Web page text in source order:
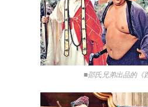
■邵氏兄弟出品的《